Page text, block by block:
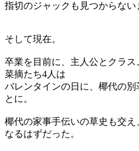
指切のジャックも見つからない
そして現在。
卒業を目前に、主人公とクラス
菜摘たち4人は
バレンタインの日に、椰代の
とに。
椰代の家事手伝いの草史も交
なるはずだった。